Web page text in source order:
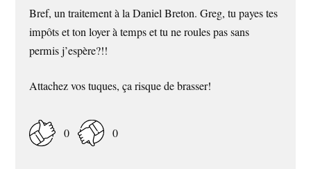
Bref, un traitement à la Daniel Breton. Greg, tu payes tes
impôts et ton loyer à temps et tu ne roules pas sans
permis j’espère?!!
Attachez vos tuques, ça risque de brasser!
0 0